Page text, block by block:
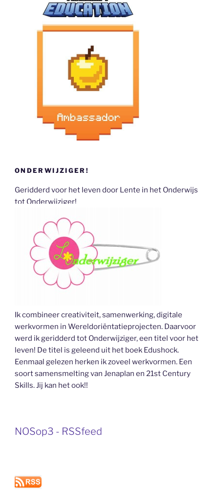
ONDERWIJZIGER!
Geridderd voor het leven door Lente in het Onderwijs
tot Onderwijziger!
Ik combineer creativiteit, samenwerking, digitale
werkvormen in Wereldoriëntatieprojecten. Daarvoor
werd ik geridderd tot Onderwijziger, een titel voor het
leven! De titel is geleend uit het boek Edushock.
Eenmaal gelezen herken ik zoveel werkvormen. Een
soort samensmelting van Jenaplan en 21st Century
Skills. Jij kan het ook!!
NOSop3 - RSSfeed